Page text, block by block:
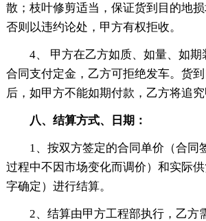
散；枝叶修剪适当，保证货到目的地
否则以违约论处，甲方有权拒收。
4、 甲方在乙方如质、如量、如
合同支付定金，乙方可拒绝发车。货
后，如甲方不能如期付款，乙方将追究
八、结算方式、日期：
1、按双方签定的合同单价（合同
过程中不因市场变化而调价）和实际
字确定）进行结算。
2、结算由甲方工程部执行，乙方